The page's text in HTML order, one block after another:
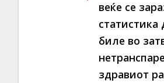
веќе се
биле во
здравиот